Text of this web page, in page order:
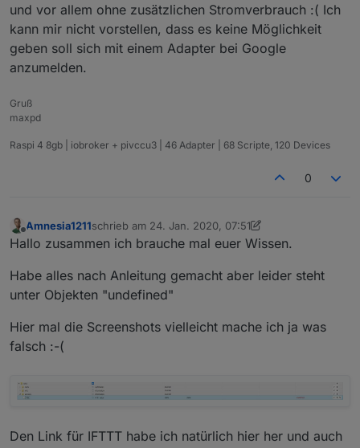
Akkuspardienste ausgeschaltet trotzdem bringts
leider nichts. Ich kann nur sagen, dass es zwar nett
ist wie Simpel IFTTT ist und damit extrem zugänglich
und durch die hohe Anzahl an Integration sehr
vielfältig eingesetzt werden kann. Aufgrund der
entschieden. Der lief immer sehr genau. Hier ist
und vor allem ohne zusätzlichen Stromverbrauch :( Ich
kann mir nicht vorstellen, dass es keine Möglichkeit
geben soll sich mit einem Adapter bei Google
anzumelden.
Gruß
maxpd
Raspi 4 8gb | iobroker + pivccu3 | 46 Adapter | 68 Scripte, 120 Devices
0
Offline
Amnesia1211schrieb am 24. Jan. 2020, 07:51
zuletzt editiert von Amnesia1211
Hallo zusammen ich brauche mal euer Wissen.
Habe alles nach Anleitung gemacht aber leider steht
unter Objekten "undefined"
Hier mal die Screenshots vielleicht mache ich ja was
falsch :-(
Den Link für IFTTT habe ich natürlich hier her und auch